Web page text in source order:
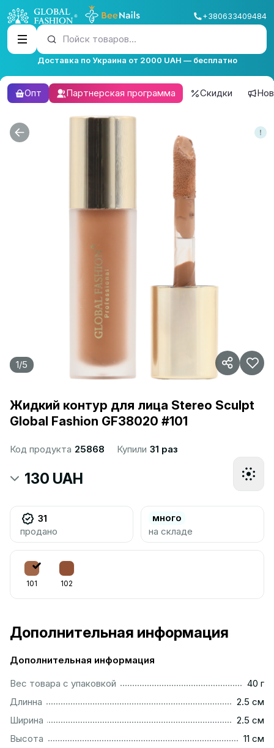
+380633409484
Пойск товаров...
Доставка по Украина от 2000 UAH — бесплатно
Опт Партнерская программа Скидки
1/5
Жидкий контур для лица Stereo Sculpt
Global Fashion GF38020 #101
Код продукта 25868 Купили 31 раз
130 UAH
31
продано
много
на складе
101 102
Дополнительная информация
Дополнительная информация
Вес товара с упаковкой
40 г
Длинна
2.5 см
Ширина
2.5 см
Высота
11 см